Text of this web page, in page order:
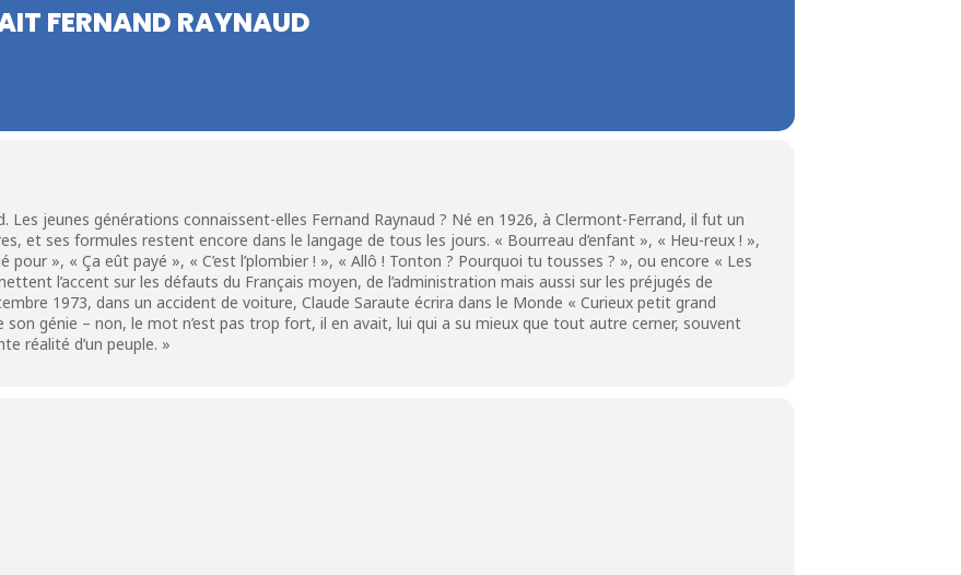
FERNAND RAYNAUD
Les jeunes générations connaissent-elles Fernand Raynaud ? Né en 1926, à Clermont-Ferrand, il fut un
et ses formules restent encore dans le langage de tous les jours. « Bourreau d’enfant », « Heu-reux ! »,
pour », « Ça eût payé », « C’est l’plombier ! », « Allô ! Tonton ? Pourquoi tu tousses ? », ou encore « Les
l’accent sur les défauts du Français moyen, de l’administration mais aussi sur les préjugés de
1973, dans un accident de voiture, Claude Saraute écrira dans le Monde « Curieux petit grand
génie – non, le mot n’est pas trop fort, il en avait, lui qui a su mieux que tout autre cerner, souvent
réalité d’un peuple. »